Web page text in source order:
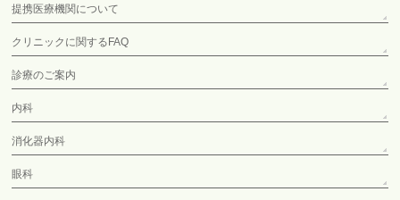
提携医療機関について
クリニックに関するFAQ
診療のご案内
内科
消化器内科
眼科